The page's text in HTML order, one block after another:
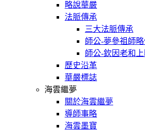
略說華嚴
法脈傳承
三大法脈傳承
師公-夢參祖師
師公-欽因老和
歷史沿革
華嚴標誌
海雲繼夢
關於海雲繼夢
導師事略
海雲墨寶